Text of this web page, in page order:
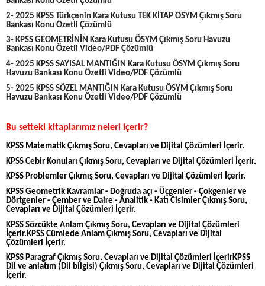
2- 2025 KPSS Türkçenin Kara Kutusu TEK KİTAP ÖSYM Çıkmış Soru
Bankası Konu Özetli Çözümlü
3- KPSS GEOMETRİNİN Kara Kutusu ÖSYM Çıkmış Soru Havuzu
Bankası Konu Özetli Video/PDF Çözümlü
4- 2025 KPSS SAYISAL MANTIĞIN Kara Kutusu ÖSYM Çıkmış Soru
Havuzu Bankası Konu Özetli Video/PDF Çözümlü
5- 2025 KPSS SÖZEL MANTIĞIN Kara Kutusu ÖSYM Çıkmış Soru
Havuzu Bankası Konu Özetli Video/PDF Çözümlü
Bu setteki kitaplarımız neleri içerir?
KPSS Matematik Çıkmış Soru, Cevapları ve Dijital Çözümleri İçerir.
KPSS Cebir Konuları Çıkmış Soru, Cevapları ve Dijital Çözümleri İçerir.
KPSS Problemler Çıkmış Soru, Cevapları ve Dijital Çözümleri İçerir.
KPSS Geometrik Kavramlar - Doğruda açı - Üçgenler - Çokgenler ve
Dörtgenler - Çember ve Daire - Analitik - Katı Cisimler Çıkmış Soru,
Cevapları ve Dijital Çözümleri İçerir.
KPSS Sözcükte Anlam Çıkmış Soru, Cevapları ve Dijital Çözümleri
İçerir.KPSS Cümlede Anlam Çıkmış Soru, Cevapları ve Dijital
Çözümleri İçerir.
KPSS Paragraf Çıkmış Soru, Cevapları ve Dijital Çözümleri İçerirKPSS
Dil ve anlatım (Dil bilgisi) Çıkmış Soru, Cevapları ve Dijital Çözümleri
İçerir.